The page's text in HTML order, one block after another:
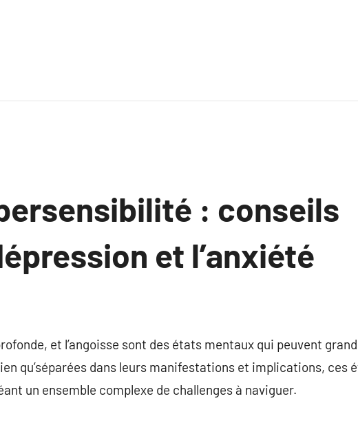
: conseils
et l’anxiété
et l’angoisse sont des états mentaux qui peuvent
qu’séparées dans leurs manifestations et implications, ces
un ensemble complexe de challenges à naviguer.